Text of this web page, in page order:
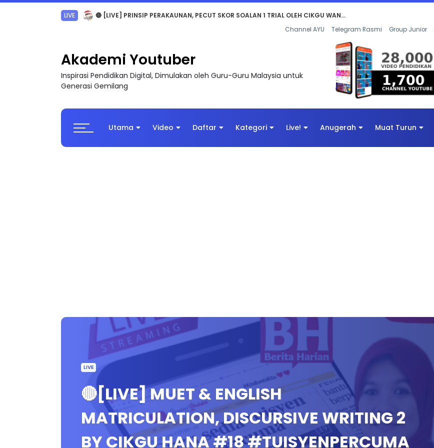
TRANSFORMASI DIGITAL GURU SIRI 7 : PAHLAWAN DIGITAL PENYELAMAT DUNIA
Channel AYU Telegram Rasmi Group Junior
Akademi Youtuber
Inspirasi Pendidikan Digital, Dimulakan oleh Guru-Guru Malaysia untuk
Generasi Gemilang
Utama Video Daftar Kategori Live! Anugerah Muat Turun
LIVE
🔴[LIVE] MUET & ENGLISH
MATRICULATION, DISCURSIVE WRITING 2
BY CIKGU HANA #18 #TUISYENPERCUMA